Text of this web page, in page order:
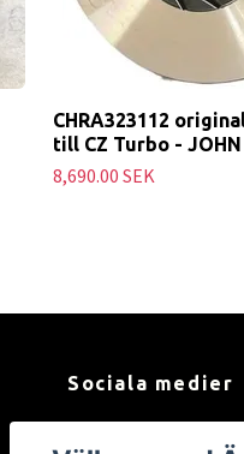
CHRA323112
till CZ Turbo - JOHN
8,690.00 SEK
Sociala medier